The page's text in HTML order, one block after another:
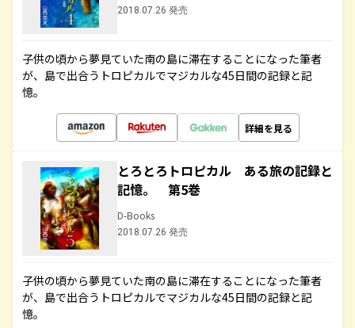
2018.07.26 発売
子供の頃から夢見ていた南の島に滞在することになった筆者
が、島で出合うトロピカルでマジカルな45日間の記録と記
憶。
詳細を見る
とろとろトロピカル ある旅の記録と
記憶。 第5巻
D-Books
2018.07.26 発売
子供の頃から夢見ていた南の島に滞在することになった筆者
が、島で出合うトロピカルでマジカルな45日間の記録と記
憶。